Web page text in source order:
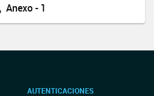
Anexo - 1
AUTENTICACIONES